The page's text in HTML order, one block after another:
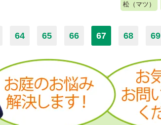
松（マツ）
64 65 66 67 68 69